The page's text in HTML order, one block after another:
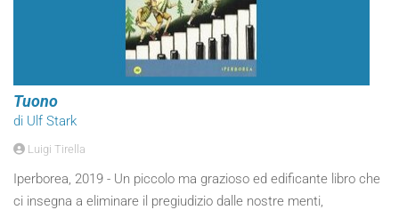
Tuono
di Ulf Stark
Luigi Tirella
Iperborea, 2019 - Un piccolo ma grazioso ed edificante libro che
ci insegna a eliminare il pregiudizio dalle nostre menti,